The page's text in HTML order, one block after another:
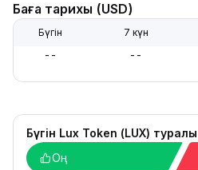
Баға тарихы (USD)
Бүгін 7 күн
-- --
Бүгін Lux Token (LUX)
Оң